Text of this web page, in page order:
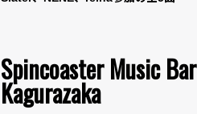
Spincoaster Music Bar
Kagurazaka